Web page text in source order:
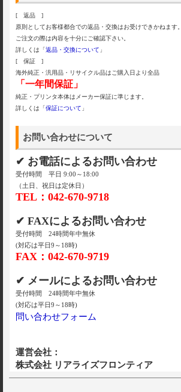
[ 返品 ]
原則としてお客様都合での返品・交換はお受けできかねます。
ご注文の際は内容を十分にご確認下さい。
詳しくは「返品・交換について 」
[ 保証 ]
海外純正・汎用品・リサイクル品はご購入日より全品
「一年間保証」
純正・プリンタ本体はメーカー保証に準じます。
詳しくは「保証について 」
お問い合わせについて
✔ お電話によるお問い合わせ
受付時間 平日 9:00～18:00
（土日、祝日は定休日）
TEL：042-670-9718
✔ FAXによるお問い合わせ
受付時間 24時間年中無休
(対応は平日9～18時)
FAX：042-670-9719
✔ メールによるお問い合わせ
受付時間 24時間年中無休
(対応は平日9～18時)
問い合わせフォーム
運営会社：
株式会社 リアライズフロンティア